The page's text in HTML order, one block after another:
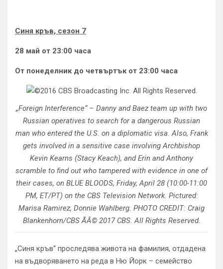
Синя кръв, сезон 7
28 май от 23:00 часа
От понеделник до четвъртък от 23:00 часа
„Foreign Interference“ – Danny and Baez team up with two
Russian operatives to search for a dangerous Russian
man who entered the U.S. on a diplomatic visa. Also, Frank
gets involved in a sensitive case involving Archbishop
Kevin Kearns (Stacy Keach), and Erin and Anthony
scramble to find out who tampered with evidence in one of
their cases, on BLUE BLOODS, Friday, April 28 (10:00-11:00
PM, ET/PT) on the CBS Television Network. Pictured:
Marisa Ramirez, Donnie Wahlberg. PHOTO CREDIT: Craig
Blankenhorn/CBS ÃÂ© 2017 CBS. All Rights Reserved.
„Синя кръв“ проследява живота на фамилия, отдадена
на въдворяването на реда в Ню Йорк – семейство